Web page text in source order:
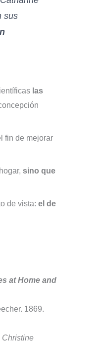
sus
las
fin de mejorar
sino que
de vista: el de
at Home and
1869.
Christine